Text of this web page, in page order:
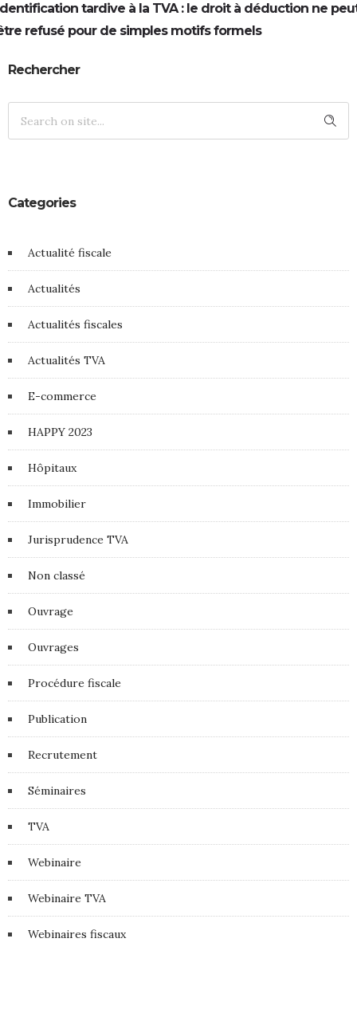
tardive à la TVA : le droit à déduction ne
refusé pour de simples motifs formels
Rechercher
Categories
Actualité fiscale
Actualités
Actualités fiscales
Actualités TVA
E-commerce
HAPPY 2023
Hôpitaux
Immobilier
Jurisprudence TVA
Non classé
Ouvrage
Ouvrages
Procédure fiscale
Publication
Recrutement
Séminaires
TVA
Webinaire
Webinaire TVA
Webinaires fiscaux